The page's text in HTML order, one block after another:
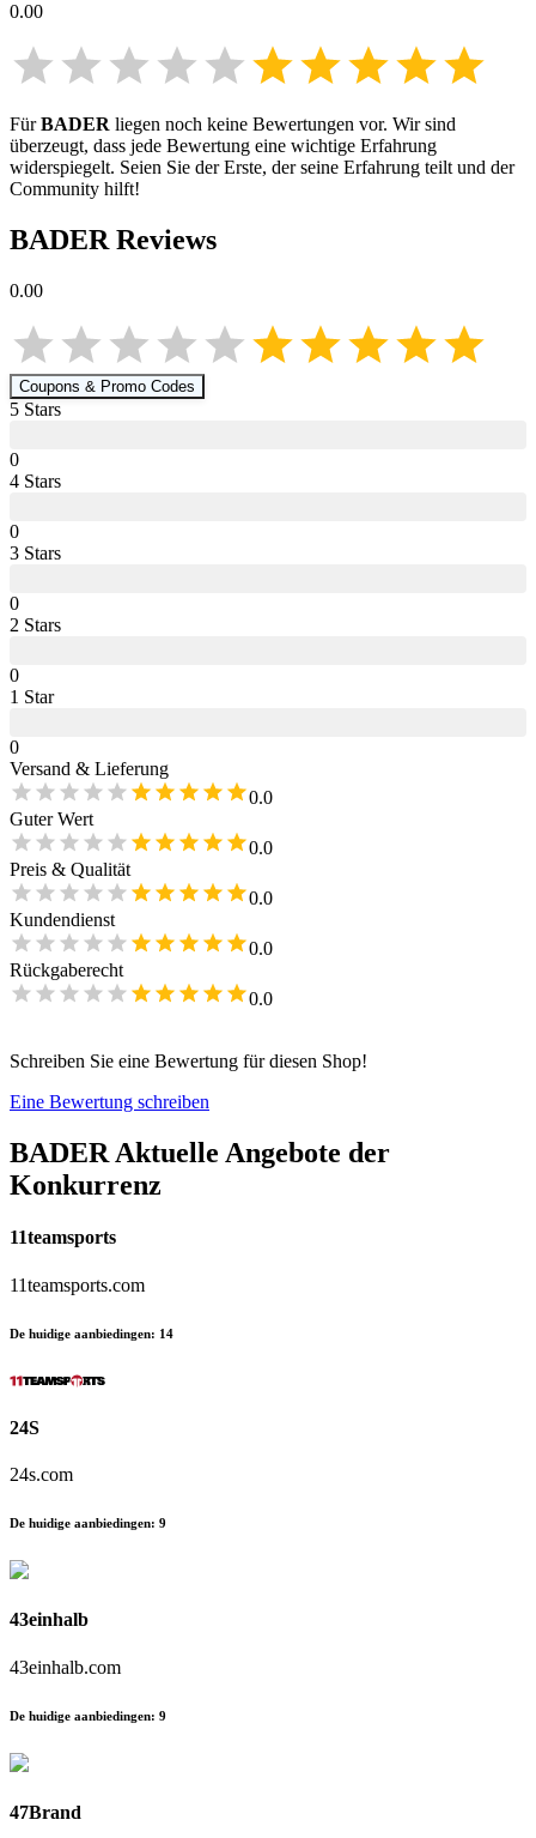
0.00
FürBADER liegen noch keine Bewertungen vor. Wir sind
überzeugt, dass jede Bewertung eine wichtige Erfahrung
widerspiegelt. Seien Sie der Erste, der seine Erfahrung teilt und der
Community hilft!
BADERReviews
0.00
Coupons & Promo Codes
5 Stars
0
4 Stars
0
3 Stars
0
2 Stars
0
1 Star
0
Versand & Lieferung
0.0
Guter Wert
0.0
Preis & Qualität
0.0
Kundendienst
0.0
Rückgaberecht
0.0
Schreiben Sie eine Bewertung für diesen Shop!
Eine Bewertung schreiben
BADER Aktuelle Angebote der
Konkurrenz
11teamsports
11teamsports.com
De huidige aanbiedingen: 14
24S
24s.com
De huidige aanbiedingen: 9
43einhalb
43einhalb.com
De huidige aanbiedingen: 9
47Brand